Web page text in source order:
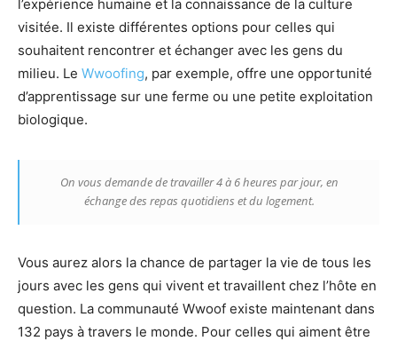
l’expérience humaine et la connaissance de la culture
visitée. Il existe différentes options pour celles qui
souhaitent rencontrer et échanger avec les gens du
milieu. Le Wwoofing, par exemple, offre une opportunité
d’apprentissage sur une ferme ou une petite exploitation
biologique.
On vous demande de travailler 4 à 6 heures par jour, en
échange des repas quotidiens et du logement.
Vous aurez alors la chance de partager la vie de tous les
jours avec les gens qui vivent et travaillent chez l’hôte en
question. La communauté Wwoof existe maintenant dans
132 pays à travers le monde. Pour celles qui aiment être